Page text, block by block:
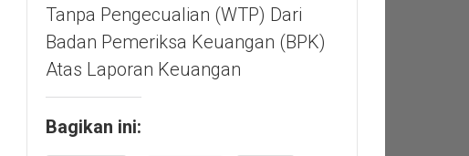
Tanpa Pengecualian (WTP) Dari
Badan Pemeriksa Keuangan (BPK)
Atas Laporan Keuangan
Bagikan ini: